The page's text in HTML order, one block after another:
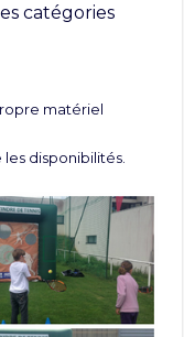
catégories
matériel
disponibilités.